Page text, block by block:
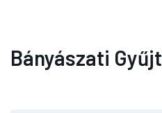
Bányászati